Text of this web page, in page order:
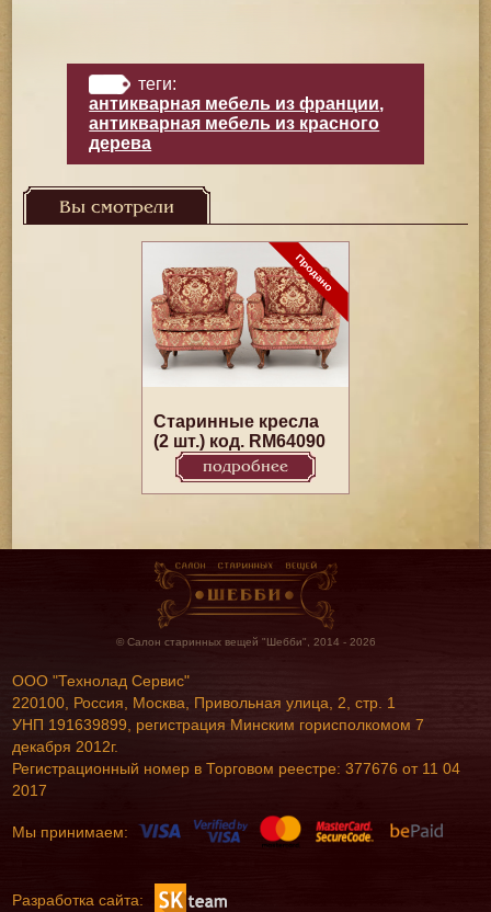
теги:
антикварная мебель из франции,
антикварная мебель из красного
дерева
Вы смотрели
Старинные кресла
(2 шт.) код. RM64090
подробнее
© Салон старинных вещей "Шебби", 2014 - 2026
ООО "Технолад Сервис"
220100, Россия, Москва, Привольная улица, 2, стр. 1
УНП 191639899, регистрация Минским горисполкомом 7
декабря 2012г.
Регистрационный номер в Торговом реестре: 377676 от 11 04
2017
Мы принимаем:
Разработка сайта: